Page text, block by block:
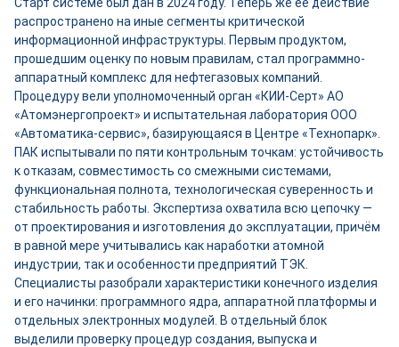
распространено на иные сегменты критической
информационной инфраструктуры. Первым продуктом,
прошедшим оценку по новым правилам, стал программно-
аппаратный комплекс для нефтегазовых компаний.
Процедуру вели уполномоченный орган «КИИ-Серт» АО
«Атомэнергопроект» и испытательная лаборатория ООО
«Автоматика-сервис», базирующаяся в Центре «Технопарк».
ПАК испытывали по пяти контрольным точкам: устойчивость
к отказам, совместимость со смежными системами,
функциональная полнота, технологическая суверенность и
стабильность работы. Экспертиза охватила всю цепочку —
от проектирования и изготовления до эксплуатации, причём
в равной мере учитывались как наработки атомной
индустрии, так и особенности предприятий ТЭК.
Специалисты разобрали характеристики конечного изделия
и его начинки: программного ядра, аппаратной платформы и
отдельных электронных модулей. В отдельный блок
выделили проверку процедур создания, выпуска и